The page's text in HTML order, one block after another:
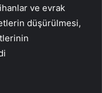
ve evrak
düşürülmesi,